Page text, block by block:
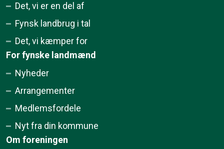
Det, vi er en del af
Fynsk landbrug i tal
Det, vi kæmper for
For fynske landmænd
Nyheder
Arrangementer
Medlemsfordele
Nyt fra din kommune
Om foreningen